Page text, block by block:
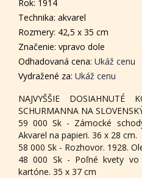
Rok: 1914
Technika: akvarel
Rozmery: 42,5 x 35 cm
Značenie: vpravo dole
Odhadovaná cena: Ukáž cenu
Vydražené za: Ukáž cenu
NAJVYŠŠIE DOSIAHNUTÉ
SCHURMANNA NA
59 000 Sk - Zámocké
Akvarel na papieri. 36 x 28 cm.
58 000 Sk - Rozhovor. 1928.
48 000 Sk - Poľné kvety vo
kartóne. 35 x 37 cm